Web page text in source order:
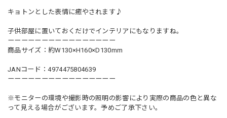
キョトンとした表情に癒やされます♪
子供部屋に置いておくだけでインテリアにもなりますね。
ーーーーーーーーーーーーーーーー
商品サイズ：約W130×H160×D130mm
JANコード：4974475804639
ーーーーーーーーーーーーーーーー
※モニターの環境や撮影時の照明の影響により実際の商品の色と異な
って見える場合がございます。予めご了承下さい。